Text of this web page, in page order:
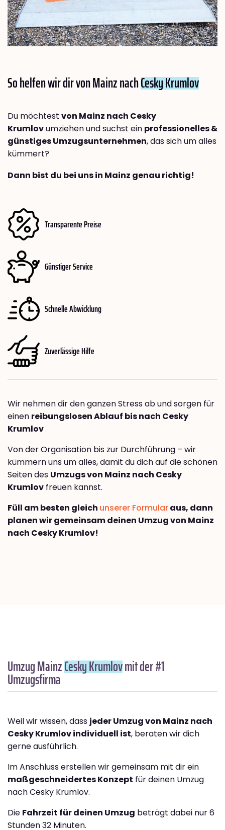
So helfen wir dir von Mainz nachCesky Krumlov
Du möchtest von Mainz nach Cesky
Krumlovumziehen und suchst ein professionelles &
günstiges Umzugsunternehmen, das sich um alles
kümmert?
Dann bist du bei uns in Mainz genau richtig!
Transparente Preise
Günstiger Service
Schnelle Abwicklung
Zuverlässige Hilfe
Wir nehmen dir den ganzen Stress ab und sorgen für
einen reibungslosen Ablauf bis nach Cesky
Krumlov
Von der Organisation bis zur Durchführung – wir
kümmern uns um alles, damit du dich auf die schönen
Seiten des Umzugs von Mainz nach Cesky
Krumlov freuen kannst.
Füll am besten gleich unserer Formularaus, dann
planen wir gemeinsam deinen Umzug von Mainz
nach Cesky Krumlov!
Umzug MainzCesky Krumlovmit der #1
Umzugsfirma
Weil wir wissen, dass jeder Umzug von Mainz nach
Cesky Krumlov individuell ist, beraten wir dich
gerne ausführlich.
Im Anschluss erstellen wir gemeinsam mit dir ein
maßgeschneidertes Konzept für deinen Umzug
nach Cesky Krumlov.
Die Fahrzeit für deinen Umzug beträgt dabei nur 6
Stunden 32 Minuten.